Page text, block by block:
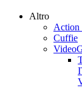
Altro
Action
Cuffie